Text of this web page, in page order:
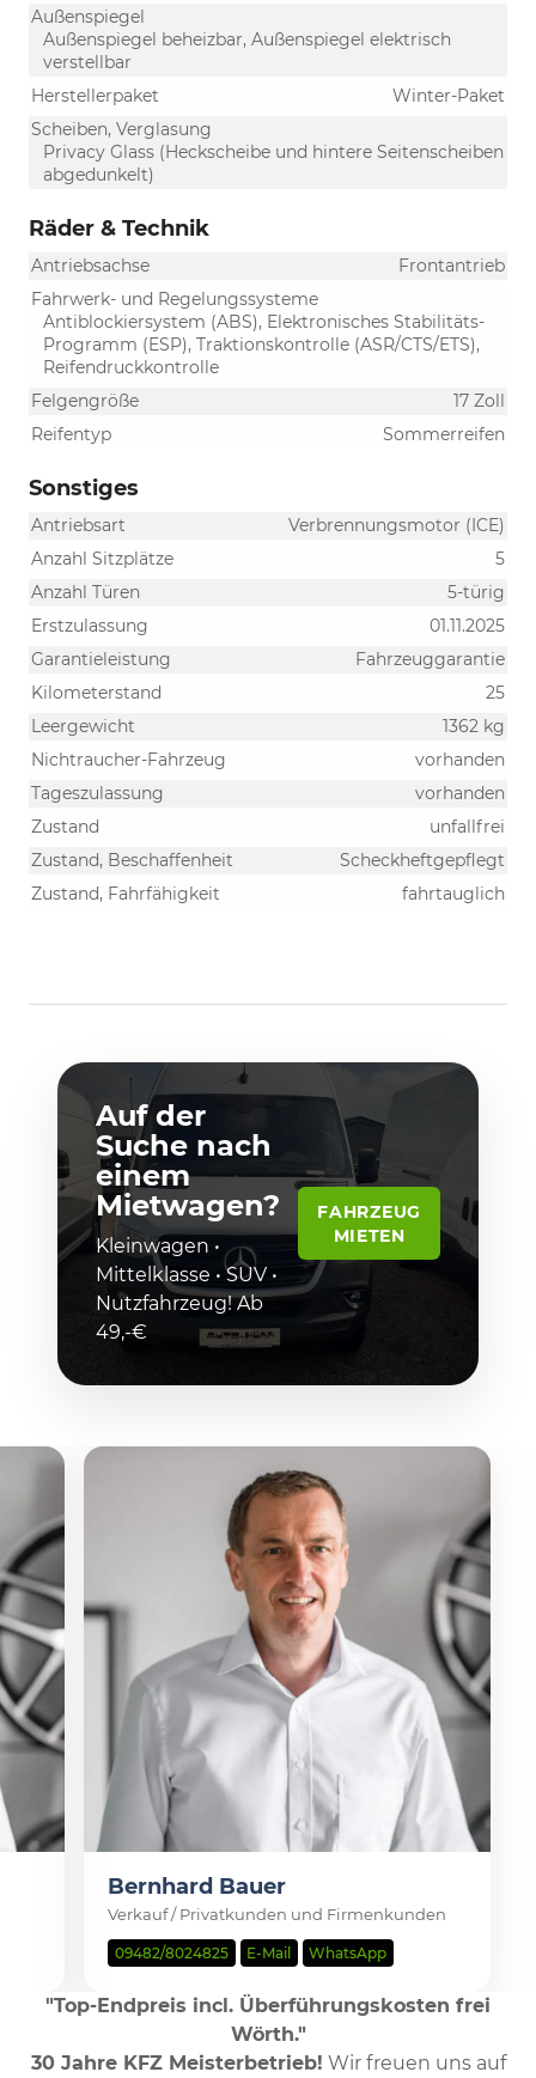
Außenspiegel
Außenspiegel beheizbar, Außenspiegel elektrisch
verstellbar
Herstellerpaket
Winter-Paket
Scheiben, Verglasung
Privacy Glass (Heckscheibe und hintere Seitenscheiben
abgedunkelt)
Räder & Technik
Antriebsachse
Frontantrieb
Fahrwerk- und Regelungssysteme
Antiblockiersystem (ABS), Elektronisches Stabilitäts-
Programm (ESP), Traktionskontrolle (ASR/CTS/ETS),
Reifendruckkontrolle
Felgengröße
17 Zoll
Reifentyp
Sommerreifen
Sonstiges
Antriebsart
Verbrennungsmotor (ICE)
Anzahl Sitzplätze
5
Anzahl Türen
5-türig
Erstzulassung
01.11.2025
Garantieleistung
Fahrzeuggarantie
Kilometerstand
25
Leergewicht
1362 kg
Nichtraucher-Fahrzeug
vorhanden
Tageszulassung
vorhanden
Zustand
unfallfrei
Zustand, Beschaffenheit
Scheckheftgepflegt
Zustand, Fahrfähigkeit
fahrtauglich
Auf der
Suche nach
einem
Mietwagen?
Kleinwagen •
Mittelklasse • SUV •
Nutzfahrzeug! Ab
49,-€
FAHRZEUG
MIETEN
Bernhard Bauer
Verkauf / Privatkunden und Firmenkunden
09482/8024825 E-Mail WhatsApp
"Top-Endpreis incl. Überführungskosten frei
Wörth."
30 Jahre KFZ Meisterbetrieb! Wir freuen uns auf